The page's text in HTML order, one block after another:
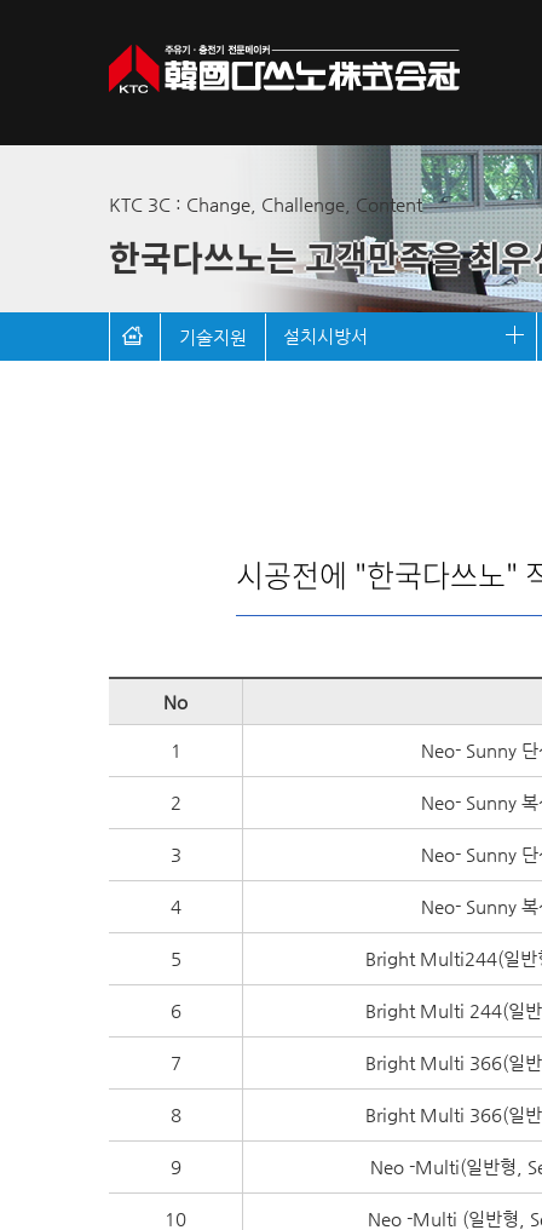
KTC 3C : Change, Challenge, Content
한국다쓰노는 고객만족을 최
기술지원 설치시방서
시공전에 "한국다쓰노"
No
1 Neo- Sunny 단
2 Neo- Sunny 복
3 Neo- Sunny 단
4 Neo- Sunny 복
5 Bright Multi244(일반
6 Bright Multi 244(일반
7 Bright Multi 366(일반
8 Bright Multi 366(일반
9 Neo -Multi(일반형,
10 Neo -Multi (일반형,